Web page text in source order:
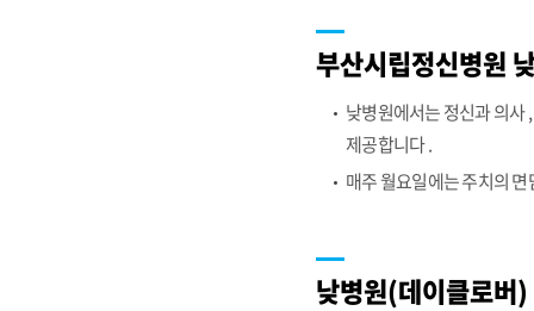
부산시립정신병원
낮병원에서는 정신과 의사
제공합니다 .
매주 월요일에는 주치의
낮병원(데이클로버